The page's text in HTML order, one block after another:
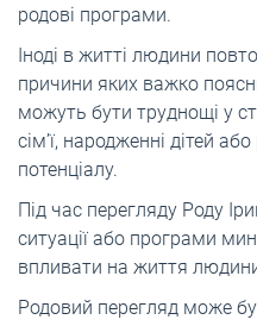
родові програми.
Іноді в житті людини
причини яких важко
можуть бути труднощі у
сім’ї, народженні дітей
потенціалу.
Під час перегляду Роду
ситуації або програми
впливати на життя
Родовий перегляд може